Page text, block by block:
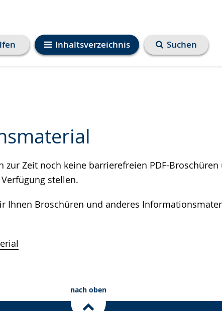
Inhaltsverzeichnis Suchen
zur Zeit noch keine barrierefreien PDF-Broschüren
stellen.
Ihnen Broschüren und anderes
nach oben